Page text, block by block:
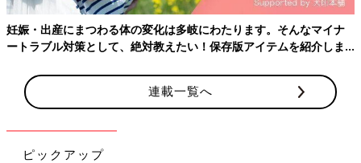
妊娠・出産にまつわる体の変化は多岐にわたります。そんなマイナ
ートラブル対策として、絶対教えたい！保存版アイテムを紹介しま
連載一覧へ
ピックアップ